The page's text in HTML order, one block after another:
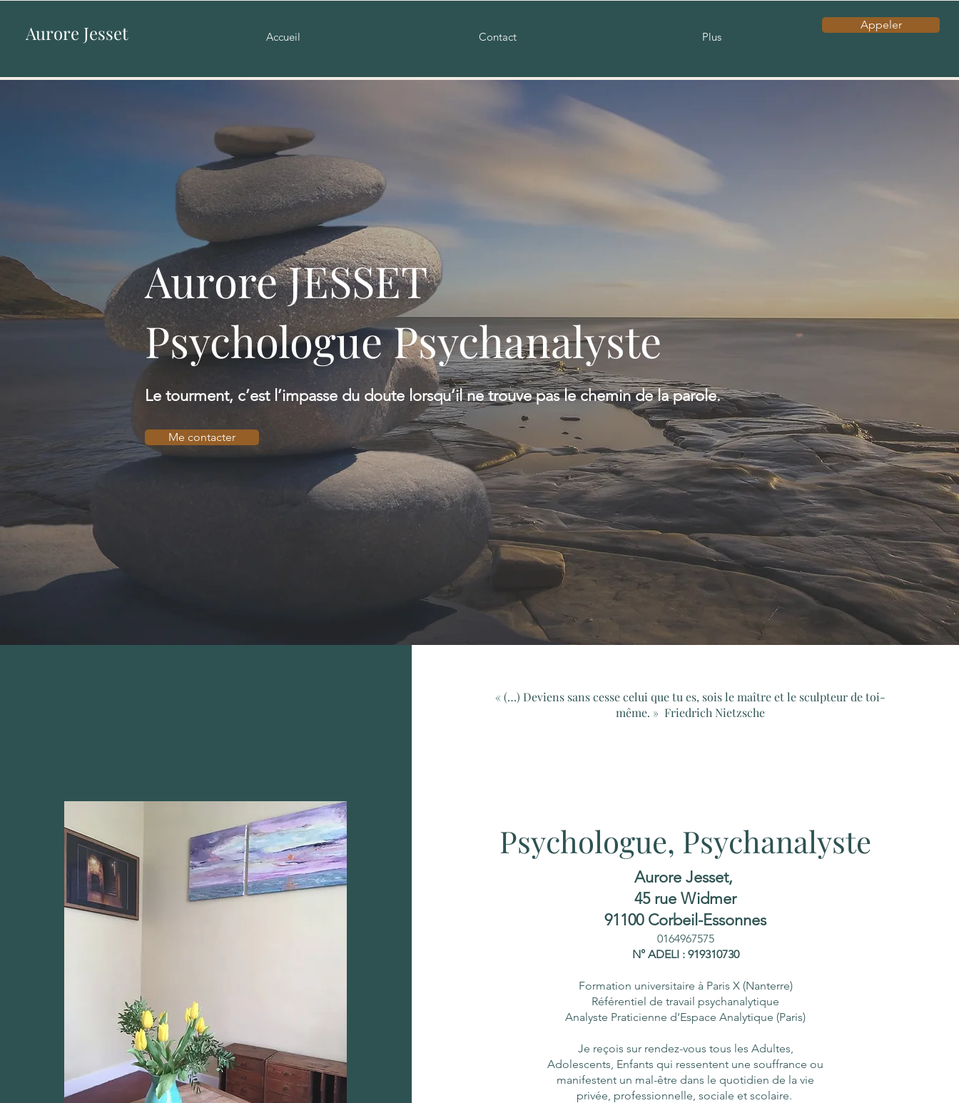
Aurore Jesset Accueil Contact Plus
Appeler
Aurore JESSET
Psychologue Psychanalyste
Le tourment, c’est l’impasse du doute lorsqu’il ne trouve pas le chemin de la parole.
Me contacter
« (…) Deviens sans cesse celui que tu es, sois le maître et le sculpteur de toi-
même. » Friedrich Nietzsche
Psychologue, Psychanalyste
Aurore Jesset,
45 rue Widmer
91100 Corbeil-Essonnes
0164967575
N° ADELI : 919310730
Formation universitaire à Paris X (Nanterre)
Référentiel de travail psychanalytique
Analyste Praticienne d’Espace Analytique (Paris)
Je reçois sur rendez-vous tous les Adultes,
Adolescents, Enfants qui ressentent une souffrance ou
manifestent un mal-être dans le quotidien de la vie
privée, professionnelle, sociale et scolaire.